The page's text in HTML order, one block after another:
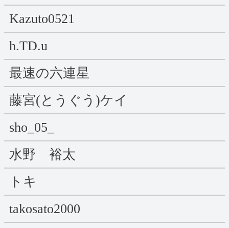
Kazuto0521
h.TD.u
最速の六連星
藤宮(とうぐう)ケイ
sho_05_
水野 裕太
トキ
takosato2000